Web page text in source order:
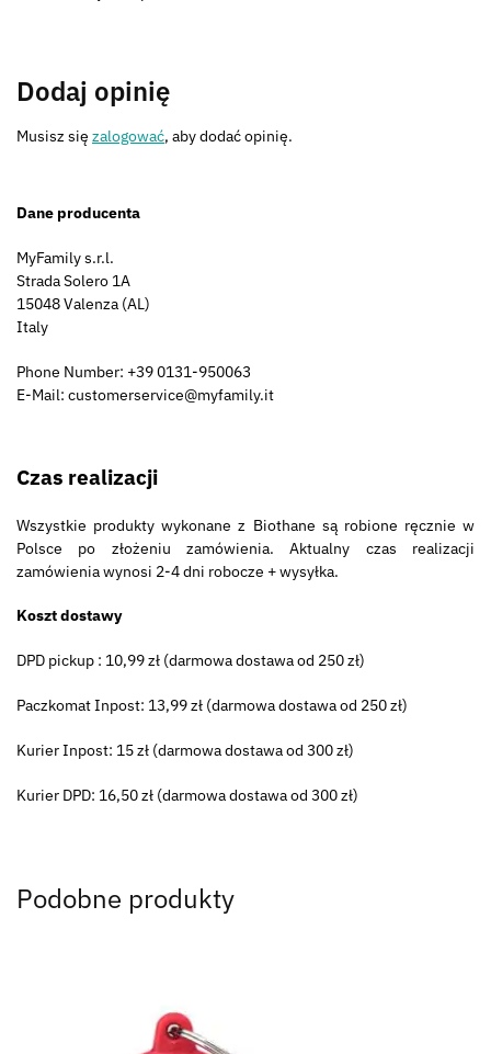
Dodaj opinię
Musisz się zalogować, aby dodać opinię.
Dane producenta
MyFamily s.r.l.
Strada Solero 1A
15048 Valenza (AL)
Italy
Phone Number: +39 0131-950063
E-Mail: customerservice@myfamily.it
Czas realizacji
Wszystkie produkty wykonane z Biothane są robione ręcznie w
Polsce po złożeniu zamówienia. Aktualny czas realizacji
zamówienia wynosi 2-4 dni robocze + wysyłka.
Koszt dostawy
DPD pickup : 10,99 zł (darmowa dostawa od 250 zł)
Paczkomat Inpost: 13,99 zł (darmowa dostawa od 250 zł)
Kurier Inpost: 15 zł (darmowa dostawa od 300 zł)
Kurier DPD: 16,50 zł (darmowa dostawa od 300 zł)
Podobne produkty